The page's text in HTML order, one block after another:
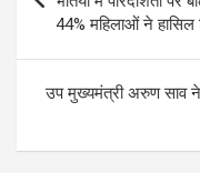
o
k
er p
p
44% महिलाओं ने हासिल
उप मुख्यमंत्री अरुण साव